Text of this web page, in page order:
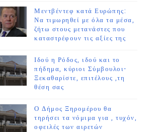
Μεντβέντεφ κατά Ευρώπης:
Να τιμωρηθεί με όλα τα μέσα,
ζήτω στους μετανάστες που
καταστρέφουν τις αξίες της
Ιδού η Ρόδος, ιδού και το
πήδημα, κύριοι Σύμβουλοι-
Ξεκαθαρίστε, επιτέλους ,τη
θέση σας
Ο Δήμος Ξηρομέρου θα
τηρήσει τα νόμιμα για , τυχόν,
οφειλές των αιρετών